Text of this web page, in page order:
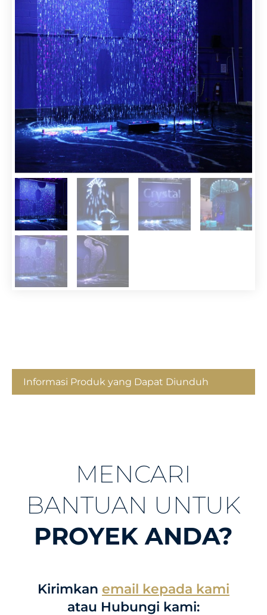
Informasi Produk yang Dapat Diunduh
MENCARI
BANTUAN UNTUK
PROYEK ANDA?
Kirimkan email kepada kami
atau Hubungi kami: